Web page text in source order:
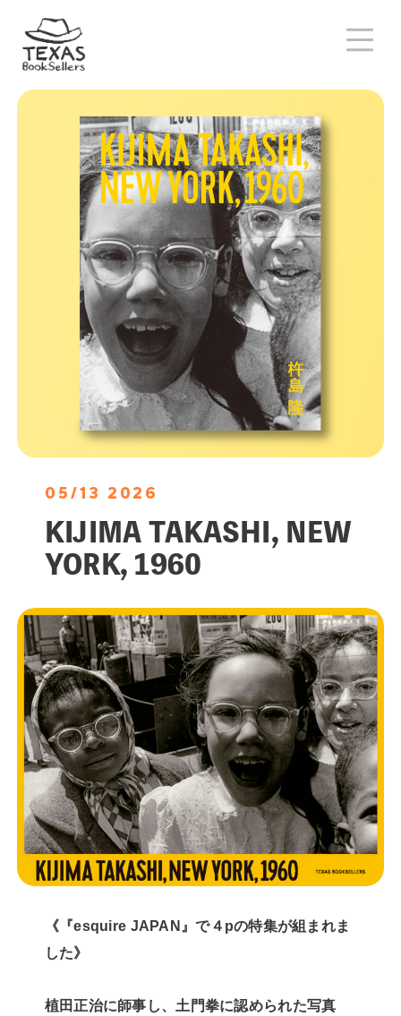
05/13 2026
KIJIMA TAKASHI, NEW
YORK, 1960
《『esquire JAPAN』で４pの特集が組まれま
した》
植田正治に師事し、土門拳に認められた写真